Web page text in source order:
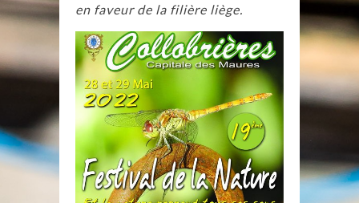
en faveur de la filière liège.